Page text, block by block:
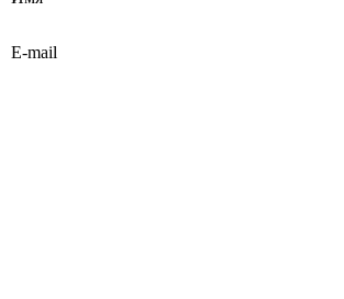
E-mail